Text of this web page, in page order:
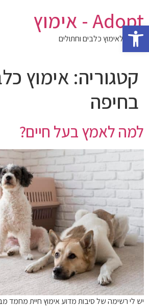
פתח סרגל נגישות
לתוכן
Adopt - אימוץ
המגזין לאימוץ כלבים וחתולים
קטגוריה: אימוץ
בחיפה
למה לאמץ בעל חיים?
יש לי רשימה של סיבות מדוע אימוץ חיית מחמד